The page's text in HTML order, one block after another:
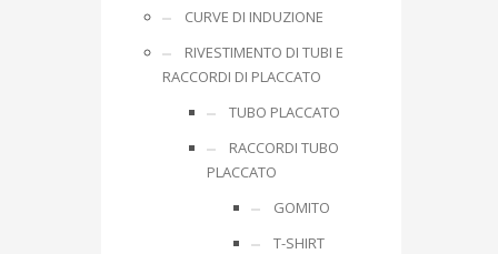
CURVE DI INDUZIONE
RIVESTIMENTO DI TUBI E
RACCORDI DI PLACCATO
TUBO PLACCATO
RACCORDI TUBO
PLACCATO
GOMITO
T-SHIRT